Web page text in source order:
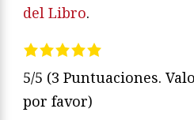
del Libro.
5/5 (3 Puntuaciones.
por favor)